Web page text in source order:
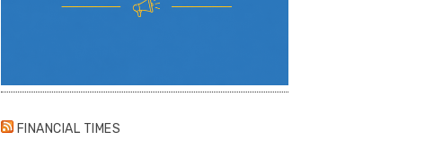
FINANCIAL TIMES